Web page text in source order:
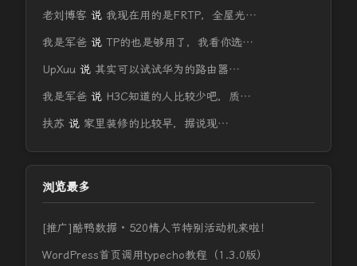
老刘博客 说 我现在用的是FRTP，全屋光…
我是军爸 说 TP的也是够用了，我看你选…
UpXuu 说 其实可以试试华为的路由器…
我是军爸 说 H3C知道的人比较少吧，质…
扶苏 说 家里装修的比较早，据说现…
浏览最多
[推广]酷鸭数据 · 520情人节特别活动机来啦！
WordPress首页调用typecho教程（1.3.0版）